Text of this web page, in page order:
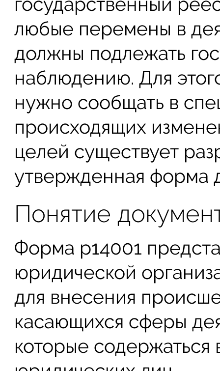
любые перемены в
должны подлежать
наблюдению. Для
нужно сообщать в
происходящих
целей существует
утвержденная форма
Понятие
Форма р14001
юридической
для внесения
касающихся сферы
которые